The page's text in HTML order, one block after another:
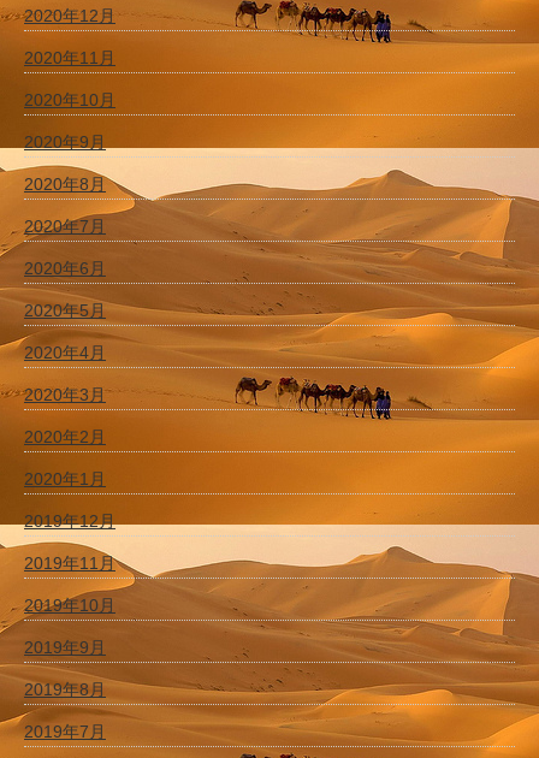
2020年12月
2020年11月
2020年10月
2020年9月
2020年8月
2020年7月
2020年6月
2020年5月
2020年4月
2020年3月
2020年2月
2020年1月
2019年12月
2019年11月
2019年10月
2019年9月
2019年8月
2019年7月